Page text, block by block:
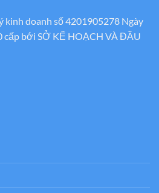
kinh doanh số 4201905278 Ngày
cấp bới SỞ KẾ HOẠCH VÀ ĐẦU